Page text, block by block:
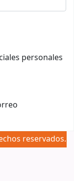
personales
reservados.